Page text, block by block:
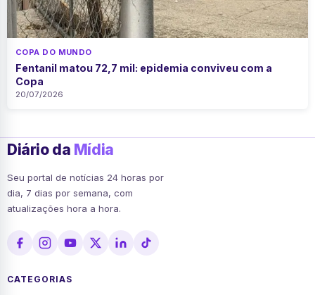
COPA DO MUNDO
Fentanil matou 72,7 mil: epidemia conviveu com a
Copa
20/07/2026
Diário da Mídia
Seu portal de notícias 24 horas por
dia, 7 dias por semana, com
atualizações hora a hora.
CATEGORIAS